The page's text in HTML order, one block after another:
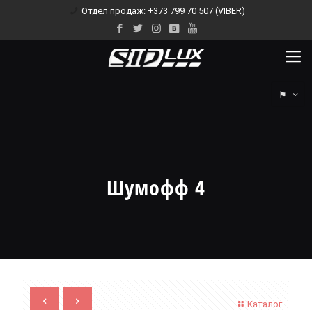
Отдел продаж: +373 799 70 507 (VIBER)
⚑
Шумофф 4
Каталог